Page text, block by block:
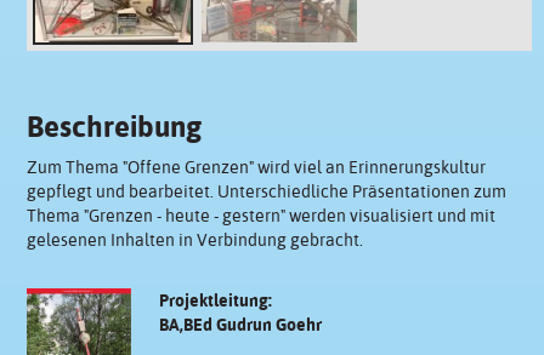
Beschreibung
Zum Thema "Offene Grenzen" wird viel an Erinnerungskultur
gepflegt und bearbeitet. Unterschiedliche Präsentationen zum
Thema "Grenzen - heute - gestern" werden visualisiert und mit
gelesenen Inhalten in Verbindung gebracht.
Projektleitung:
BA,BEd Gudrun Goehr